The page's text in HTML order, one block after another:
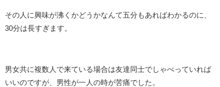
その人に興味が沸くかどうかなんて五分もあればわかるのに、
30分は長すぎます。
男女共に複数人で来ている場合は友達同士でしゃべっていれば
いいのですが、男性が一人の時が苦痛でした。